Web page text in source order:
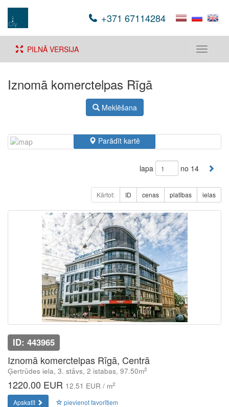
+371 67114284
Toggle
PILNĀ VERSIJA
Iznomā komerctelpas Rīgā
Meklēšana
Parādīt kartē
lapa no 14
Kārtot: ID cenas platības ielas
ID: 443965
Iznomā komerctelpas Rīgā, Centrā
Ģertrūdes iela, 3. stāvs, 2 istabas, 97.50m2
1220.00 EUR 12.51 EUR / m2
Apskatīt pievienot favorītiem